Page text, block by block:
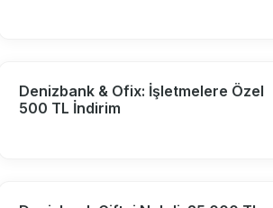
Denizbank & Ofix: İşletmelere Özel
500 TL İndirim